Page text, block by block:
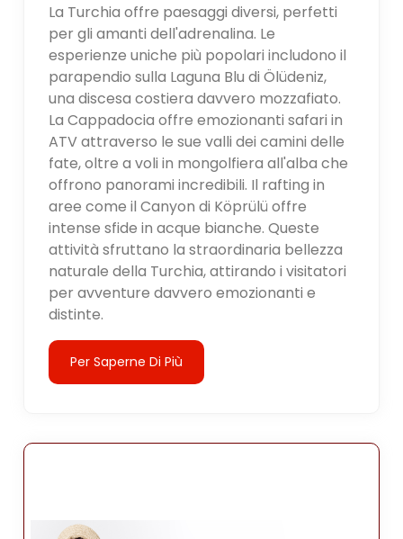
La Turchia offre paesaggi diversi, perfetti
per gli amanti dell'adrenalina. Le
esperienze uniche più popolari includono il
parapendio sulla Laguna Blu di Ölüdeniz,
una discesa costiera davvero mozzafiato.
La Cappadocia offre emozionanti safari in
ATV attraverso le sue valli dei camini delle
fate, oltre a voli in mongolfiera all'alba che
offrono panorami incredibili. Il rafting in
aree come il Canyon di Köprülü offre
intense sfide in acque bianche. Queste
attività sfruttano la straordinaria bellezza
naturale della Turchia, attirando i visitatori
per avventure davvero emozionanti e
distinte.
Per Saperne Di Più